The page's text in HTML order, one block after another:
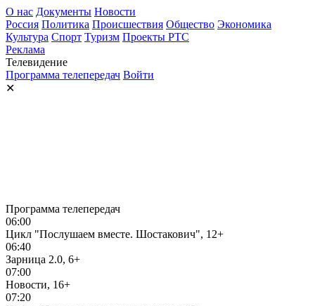
О нас Документы Новости
Россия Политика Происшествия Общество Экономика
Культура Спорт Туризм Проекты РТС
Реклама
Телевидение
Программа телепередач Войти
✕
Программа телепередач
06:00
Цикл "Послушаем вместе. Шостакович", 12+
06:40
Зарница 2.0, 6+
07:00
Новости, 16+
07:20